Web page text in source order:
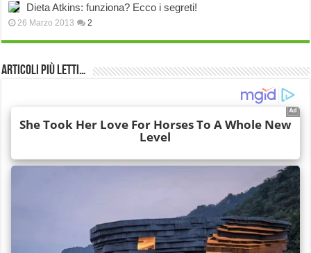
Dieta Atkins: funziona? Ecco i segreti!
26 Marzo 2013 2
Articoli più Letti…